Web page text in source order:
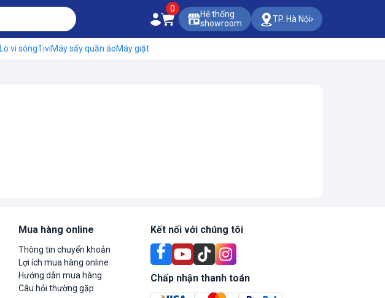
0
Hệ thống
showroom
TP. Hà Nội
Lò vi sóngTiviMáy sấy quần áoMáy giặt
Mua hàng online
Thông tin chuyển khoản
Lợi ích mua hàng online
Hướng dẫn mua hàng
Câu hỏi thường gặp
Kết nối với chúng tôi
Chấp nhận thanh toán